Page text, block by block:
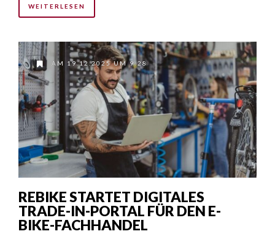
WEITERLESEN
AM 19.12.2025 UM 9:28
REBIKE STARTET DIGITALES
TRADE-IN-PORTAL FÜR DEN E-
BIKE-FACHHANDEL